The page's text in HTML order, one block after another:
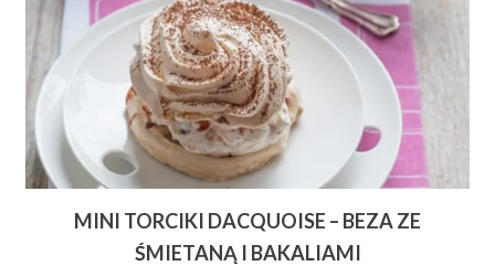
MINI TORCIKI DACQUOISE – BEZA ZE
ŚMIETANĄ I BAKALIAMI